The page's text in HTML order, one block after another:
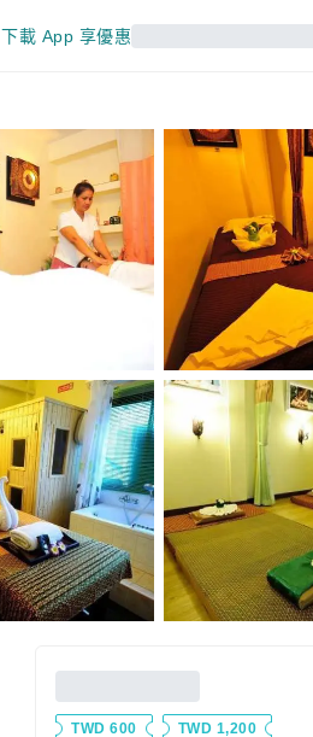
下載 App 享優惠
TWD 600 TWD 1,200